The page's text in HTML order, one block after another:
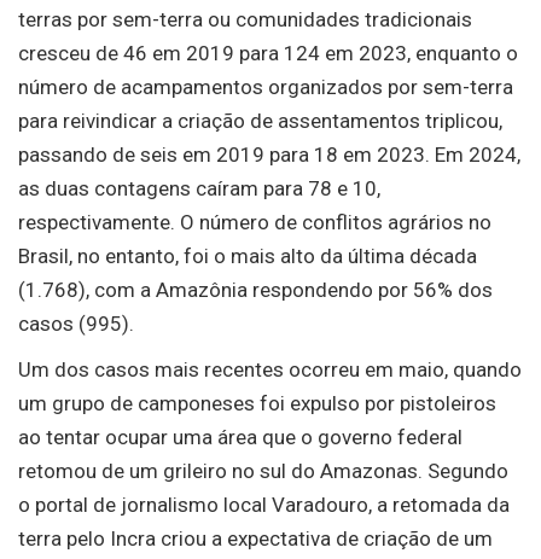
terras por sem-terra ou comunidades tradicionais
cresceu de 46 em 2019 para 124 em 2023, enquanto o
número de acampamentos organizados por sem-terra
para reivindicar a criação de assentamentos triplicou,
passando de seis em 2019 para 18 em 2023. Em 2024,
as duas contagens caíram para 78 e 10,
respectivamente. O número de conflitos agrários no
Brasil, no entanto, foi o mais alto da última década
(1.768), com a Amazônia respondendo por 56% dos
casos (995).
Um dos casos mais recentes ocorreu em maio, quando
um grupo de camponeses foi expulso por pistoleiros
ao tentar ocupar uma área que o governo federal
retomou de um grileiro no sul do Amazonas. Segundo
o portal de jornalismo local Varadouro, a retomada da
terra pelo Incra criou a expectativa de criação de um